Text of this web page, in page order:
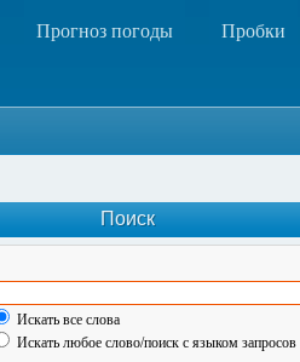
Прогноз погоды Пробки
Поиск
Искать все слова
Искать любое слово/поиск с языком запросов